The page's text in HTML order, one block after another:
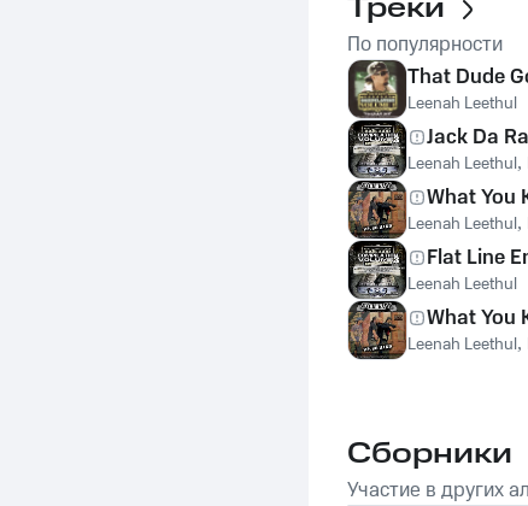
Треки
По популярности
That Dude
Leenah Leethul
Jack Da
Leenah Leethul,
What You
Leenah Leethul,
Flat Line
Leenah Leethul
What You
Leenah Leethul,
Сборники
Участие в других